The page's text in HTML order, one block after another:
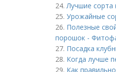
24.Лучшие сорта
25. Урожайные
26. Полезные
порошок -
27. Посадка
28. Когда лучше
29. Как